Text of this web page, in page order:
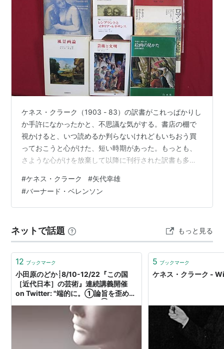
ケネス・クラーク（1903 - 83）の訳書がこれっぱかりし
か手許になかったかと、不思議な気がする。書店の棚で
視かけると、いつ読めるか判らないけれどもいちおう買
っておこうと心がけた、短い時期があった。もっとも、
さような心がけを放棄して以降に刊行された訳書も多い
れた、西洋美術史を古代から近代まで総覧して解説し
た、イギリス BBC 制作の長篇シリーズ番組が放送され
た。一九六九年制作らしいが、日本での放送がさてなん
もなしに輸入するもんだなと思った記憶があるから、七
〇年前後だろう。再放送もしてくれ…
#ケネス・クラーク #矢代幸雄
#バーナード・ベレンソン
ネットで話題 もっと見る
12 ブックマーク
小田原のどか┊8/10-12/22『この国
［近代日本］の芸術』連続講義開催
on Twitter: "端的に。①論旨を歪め拙
マにご関心があるならば宮下規久朗
『刺青とヌードの美術史：江戸から近
代へ』池川玲子『ヌードと愛国』もご
一読を③菊池一雄を「レジェンド」と
5 ブックマーク
ケネス・クラーク -